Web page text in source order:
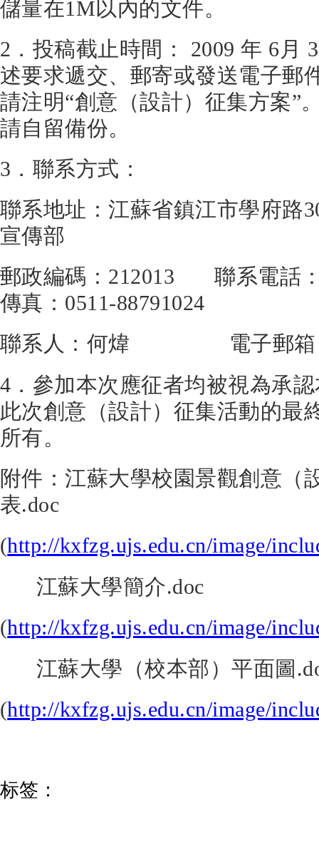
儲量在1M以內的文件。
2．投稿截止時間： 2009 年 6月
述要求遞交、郵寄或發送電子郵
請注明“創意（設計）征集方案”
請自留備份。
3．聯系方式：
聯系地址：江蘇省鎮江市學府路
宣傳部
郵政編碼：212013 聯系電話
傳真：0511-88791024
聯系人：何煒 電子郵箱
4．參加本次應征者均被視為承
此次創意（設計）征集活動的最
所有。
附件：江蘇大學校園景觀創意（
表.doc
(http://kxfzg.ujs.edu.cn/image/
江蘇大學簡介.doc
(http://kxfzg.ujs.edu.cn/image/
江蘇大學（校本部）平面圖
(http://kxfzg.ujs.edu.cn/image/
标签：